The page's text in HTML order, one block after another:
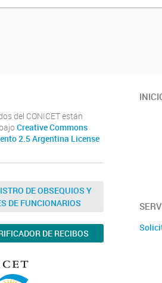
del CONICET están
Creative Commons
2.5 Argentina License
DE OBSEQUIOS Y
DE FUNCIONARIOS
DE RECIBOS